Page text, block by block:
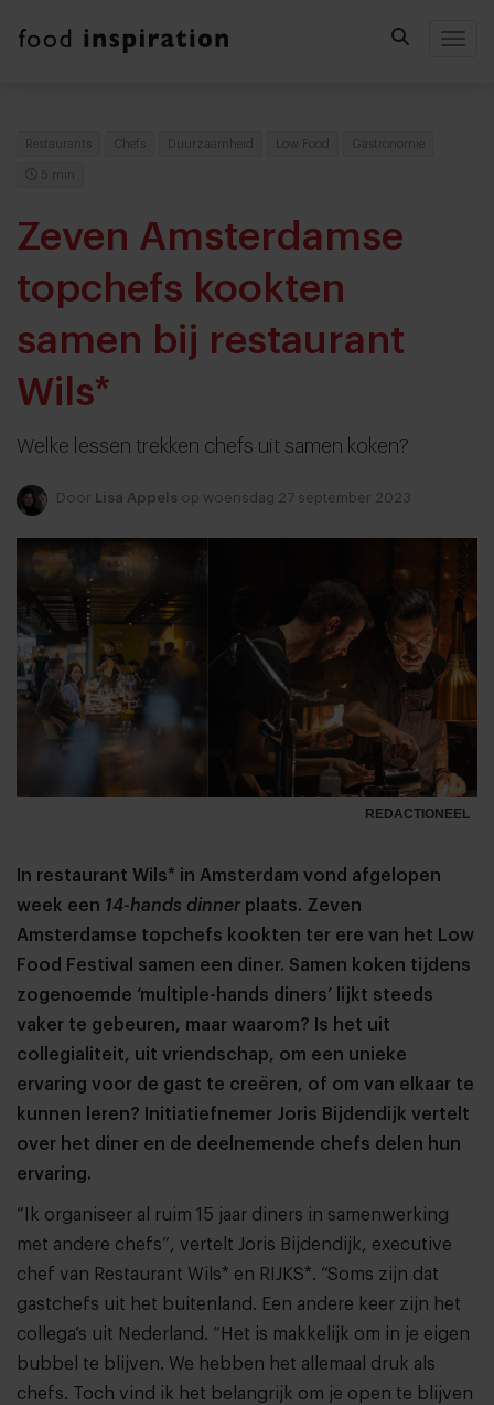
Restaurants Chefs Duurzaamheid Low Food Gastronomie
5 min
Zeven Amsterdamse
topchefs kookten
samen bij restaurant
Wils*
Welke lessen trekken chefs uit samen koken?
Door Lisa Appels op woensdag 27 september 2023
REDACTIONEEL
In restaurant Wils* in Amsterdam vond afgelopen
week een 14-hands dinner plaats. Zeven
Amsterdamse topchefs kookten ter ere van het Low
Food Festival samen een diner. Samen koken tijdens
zogenoemde ‘multiple-hands diners’ lijkt steeds
vaker te gebeuren, maar waarom? Is het uit
collegialiteit, uit vriendschap, om een unieke
ervaring voor de gast te creëren, of om van elkaar te
kunnen leren? Initiatiefnemer Joris Bijdendijk vertelt
over het diner en de deelnemende chefs delen hun
ervaring.
“Ik organiseer al ruim 15 jaar diners in samenwerking
met andere chefs”, vertelt Joris Bijdendijk, executive
chef van Restaurant Wils* en RIJKS*. “Soms zijn dat
gastchefs uit het buitenland. Een andere keer zijn het
collega’s uit Nederland. “Het is makkelijk om in je eigen
bubbel te blijven. We hebben het allemaal druk als
chefs. Toch vind ik het belangrijk om je open te blijven